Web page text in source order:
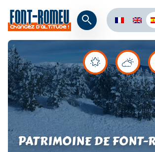
PATRIMOINE DE FONT-